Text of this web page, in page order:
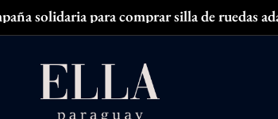
solidaria para comprar silla de ruedas